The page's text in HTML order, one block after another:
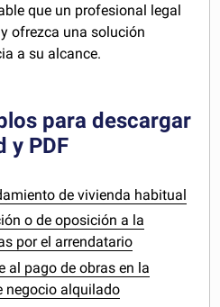
que un profesional legal
ofrezca una solución
a su alcance.
para descargar
y PDF
de vivienda habitual
o de oposición a la
por el arrendatario
al pago de obras en la
negocio alquilado